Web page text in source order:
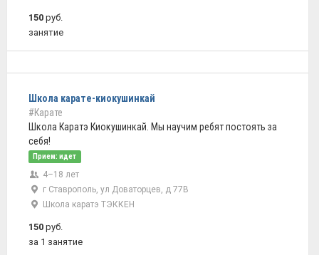
150 руб.
занятие
Школа карате-киокушинкай
#Карате
Школа Каратэ Киокушинкай. Мы научим ребят постоять за
себя!
Прием: идет
4–18 лет
г Ставрополь, ул Доваторцев, д 77В
Школа каратэ ТЭККЕН
150 руб.
за 1 занятие